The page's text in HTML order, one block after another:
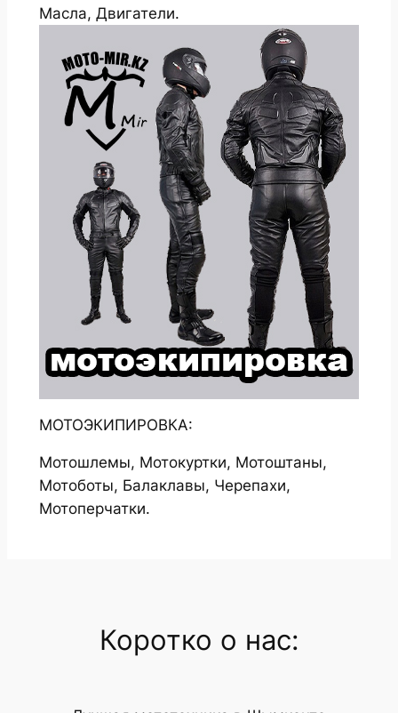
Масла, Двигатели.
МОТОЭКИПИРОВКА:
Мотошлемы, Мотокуртки, Мотоштаны,
Мотоботы, Балаклавы, Черепахи,
Мотоперчатки.
Коротко о нас: